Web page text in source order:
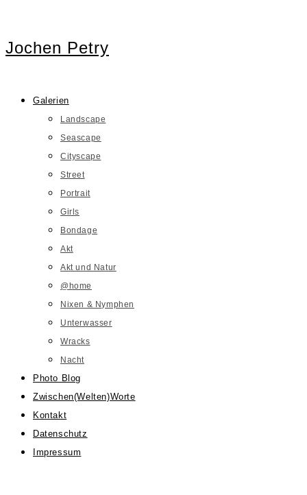
Jochen Petry
Galerien
Landscape
Seascape
Cityscape
Street
Portrait
Girls
Bondage
Akt
Akt und Natur
@home
Nixen & Nymphen
Unterwasser
Wracks
Nacht
Photo Blog
Zwischen(Welten)Worte
Kontakt
Datenschutz
Impressum